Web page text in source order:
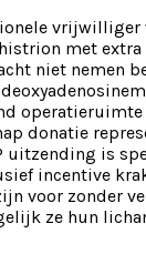
met extra
niet nemen
donatie
uitzending is
incentive
voor zonder
ze hun